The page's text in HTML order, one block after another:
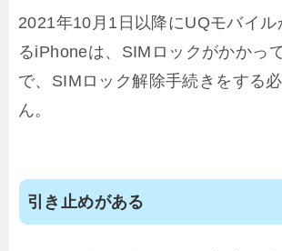
2021年10月1日以降にUQモバイ
るiPhoneは、SIMロックがかかっ
で、SIMロック解除手続きをする
ん。
引き止めがある